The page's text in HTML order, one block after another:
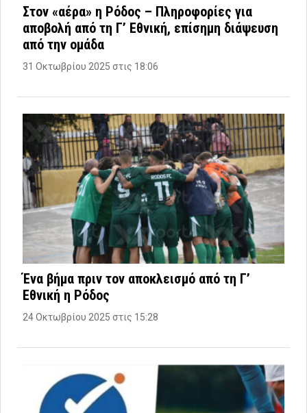
Στον «αέρα» η Ρόδος – Πληροφορίες για
αποβολή από τη Γ’ Εθνική, επίσημη διάψευση
από την ομάδα
31 Οκτωβρίου 2025 στις 18:06
Ένα βήμα πριν τον αποκλεισμό από τη Γ’
Εθνική η Ρόδος
24 Οκτωβρίου 2025 στις 15:28